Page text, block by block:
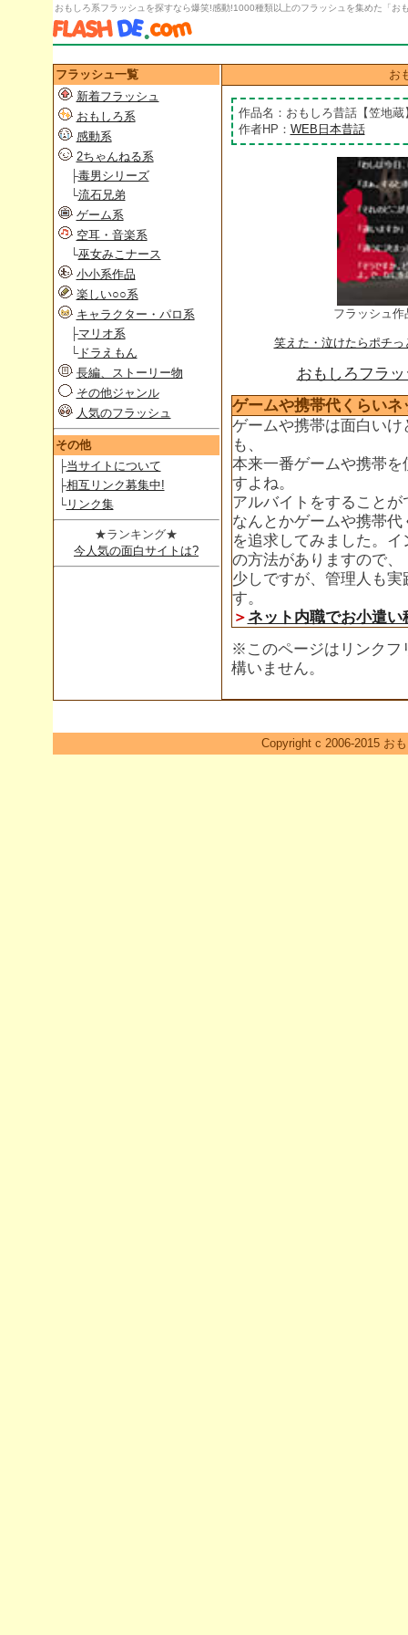
おもしろ系フラッシュを探すなら爆笑!感動!1000種類以上のフラッシュを集めた「お
お
作品名：おもしろ昔話【笠地蔵
作者HP： WEB日本昔話
フラッシュ
笑えた・泣けたらポチっ
おもしろフラ
ゲームや携帯代くらいネ
ゲームや携帯は面白い
も、
本来一番ゲームや携帯
すよね。
アルバイトをすること
なんとかゲームや携帯
を追求してみました。
の方法がありますので、
少しですが、管理人も
す。
＞ ネット内職でお小遣い
※このページはリンクフ
構いません。
フラッシュ一覧
新着フラッシュ
おもしろ系
感動系
2ちゃんねる系
├毒男シリーズ
└流石兄弟
ゲーム系
空耳・音楽系
└巫女みこナース
小小系作品
楽しい○○系
キャラクター・パロ系
├マリオ系
└ドラえもん
長編、ストーリー物
その他ジャンル
人気のフラッシュ
その他
├当サイトについて
├相互リンク募集中!
└リンク集
★ランキング★
今人気の面白サイトは?
Copyright c 2006-2015 お